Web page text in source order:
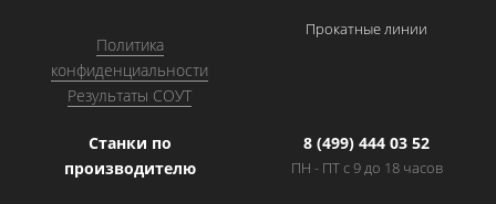
Политика
конфиденциальности
Результаты СОУТ
Прокатные линии
Станки по
производителю
8 (499) 444 03 52
ПН - ПТ с 9 до 18 часов